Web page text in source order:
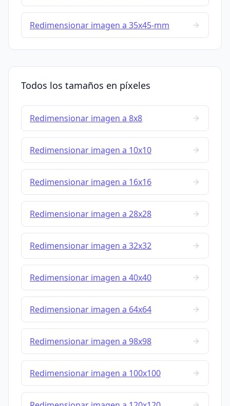
Redimensionar imagen a 35x45-mm
Todos los tamaños en píxeles
Redimensionar imagen a 8x8
Redimensionar imagen a 10x10
Redimensionar imagen a 16x16
Redimensionar imagen a 28x28
Redimensionar imagen a 32x32
Redimensionar imagen a 40x40
Redimensionar imagen a 64x64
Redimensionar imagen a 98x98
Redimensionar imagen a 100x100